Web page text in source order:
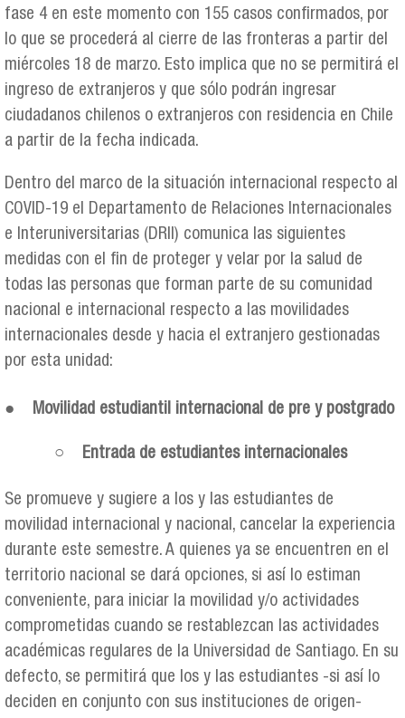
fase 4 en este momento con 155 casos confirmados, por
lo que se procederá al cierre de las fronteras a partir del
miércoles 18 de marzo. Esto implica que no se permitirá el
ingreso de extranjeros y que sólo podrán ingresar
ciudadanos chilenos o extranjeros con residencia en Chile
a partir de la fecha indicada.
Dentro del marco de la situación internacional respecto al
COVID-19 el Departamento de Relaciones Internacionales
e Interuniversitarias (DRII) comunica las siguientes
medidas con el fin de proteger y velar por la salud de
todas las personas que forman parte de su comunidad
nacional e internacional respecto a las movilidades
internacionales desde y hacia el extranjero gestionadas
por esta unidad:
● Movilidad estudiantil internacional de pre y postgrado
○ Entrada de estudiantes internacionales
Se promueve y sugiere a los y las estudiantes de
movilidad internacional y nacional, cancelar la experiencia
durante este semestre. A quienes ya se encuentren en el
territorio nacional se dará opciones, si así lo estiman
conveniente, para iniciar la movilidad y/o actividades
comprometidas cuando se restablezcan las actividades
académicas regulares de la Universidad de Santiago. En su
defecto, se permitirá que los y las estudiantes -si así lo
deciden en conjunto con sus instituciones de origen-